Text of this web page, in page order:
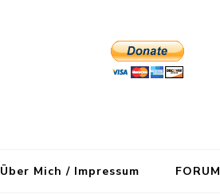
Über Mich / Impressum FORUM